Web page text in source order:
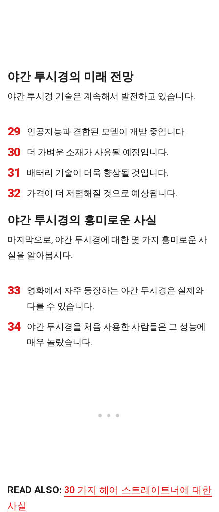
야간 투시경의 미래 전망
야간 투시경 기술은 계속해서 발전하고 있습니다.
29 인공지능과 결합된 모델이 개발 중입니다.
30 더 가벼운 소재가 사용될 예정입니다.
31 배터리 기술이 더욱 향상될 것입니다.
32 가격이 더 저렴해질 것으로 예상됩니다.
야간 투시경의 흥미로운 사실
마지막으로, 야간 투시경에 대한 몇 가지 흥미로운 사
실을 알아봅시다.
33
영화에서 자주 등장하는 야간 투시경은 실제와
다를 수 있습니다.
34
야간 투시경을 처음 사용한 사람들은 그 성능에
매우 놀랐습니다.
READ ALSO: 30 가지 헤어 스트레이트너에 대한
사실